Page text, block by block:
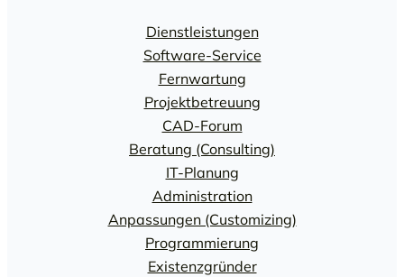
Dienstleistungen
Software-Service
Fernwartung
Projektbetreuung
CAD-Forum
Beratung (Consulting)
IT-Planung
Administration
Anpassungen (Customizing)
Programmierung
Existenzgründer